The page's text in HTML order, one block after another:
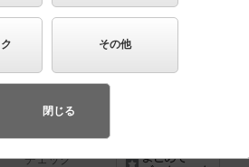
生産終了予定品を省く
ダウンロード
チェック
その他
閉じる